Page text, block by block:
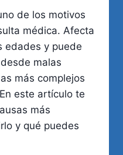
de los motivos
médica. Afecta
edades y puede
malas
más complejos
este artículo te
más
y qué puedes